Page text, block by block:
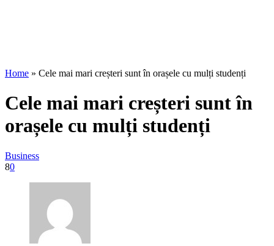
Home » Cele mai mari creșteri sunt în orașele cu mulți studenți
Cele mai mari creșteri sunt în
orașele cu mulți studenți
Business
80